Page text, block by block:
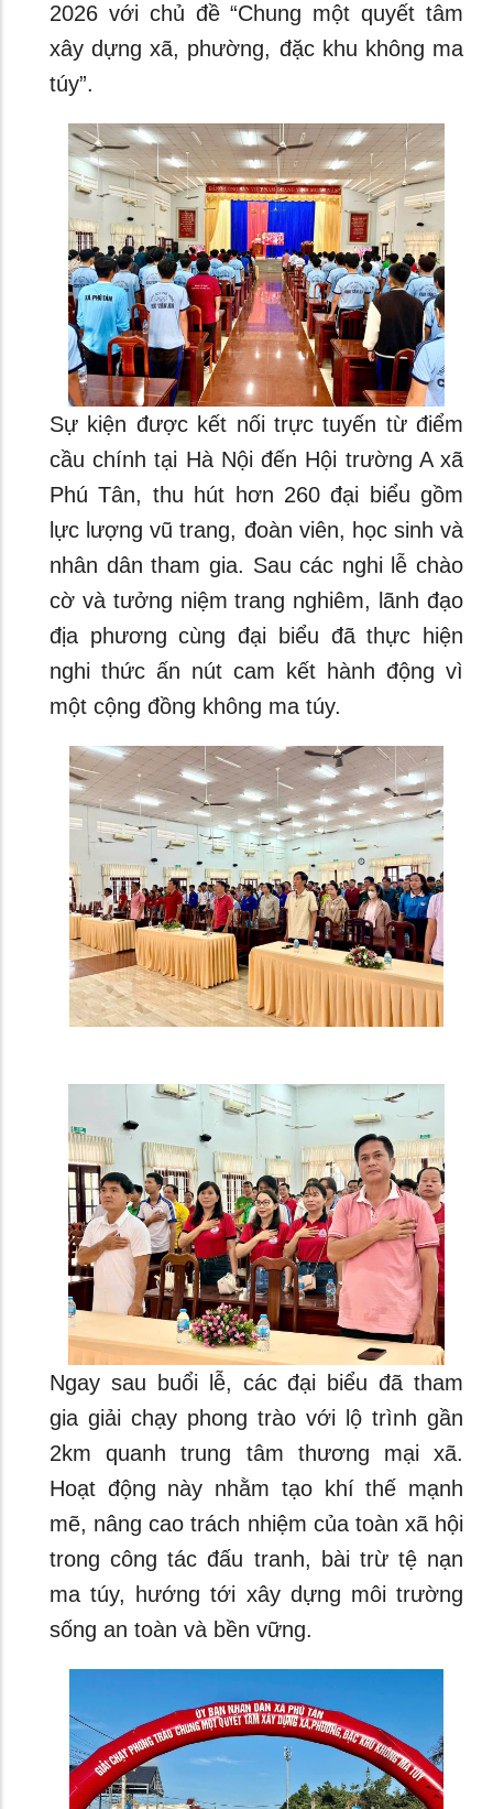
2026 với chủ đề “Chung một quyết tâm
xây dựng xã, phường, đặc khu không ma
túy”.
Sự kiện được kết nối trực tuyến từ điểm
cầu chính tại Hà Nội đến Hội trường A xã
Phú Tân, thu hút hơn 260 đại biểu gồm
lực lượng vũ trang, đoàn viên, học sinh và
nhân dân tham gia. Sau các nghi lễ chào
cờ và tưởng niệm trang nghiêm, lãnh đạo
địa phương cùng đại biểu đã thực hiện
nghi thức ấn nút cam kết hành động vì
một cộng đồng không ma túy.
Ngay sau buổi lễ, các đại biểu đã tham
gia giải chạy phong trào với lộ trình gần
2km quanh trung tâm thương mại xã.
Hoạt động này nhằm tạo khí thế mạnh
mẽ, nâng cao trách nhiệm của toàn xã hội
trong công tác đấu tranh, bài trừ tệ nạn
ma túy, hướng tới xây dựng môi trường
sống an toàn và bền vững.